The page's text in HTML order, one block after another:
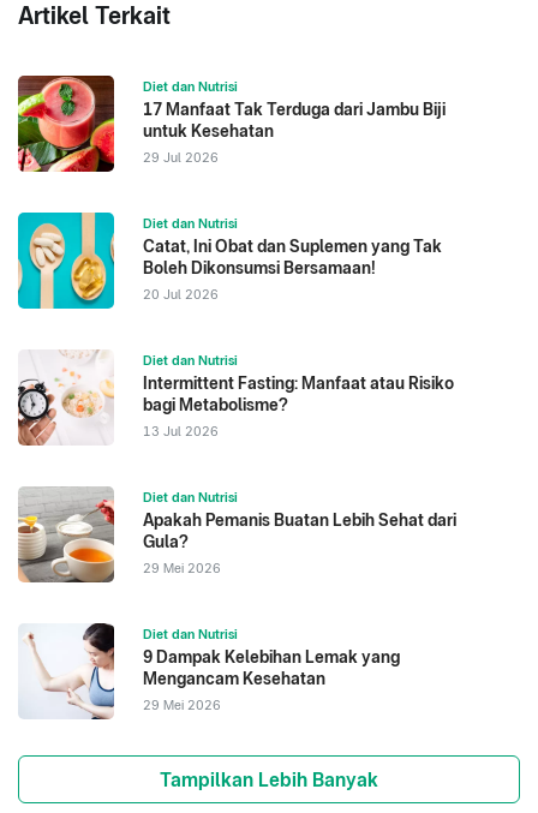
Artikel Terkait
Diet dan Nutrisi
17 Manfaat Tak Terduga dari Jambu Biji
untuk Kesehatan
29 Jul 2026
Diet dan Nutrisi
Catat, Ini Obat dan Suplemen yang Tak
Boleh Dikonsumsi Bersamaan!
20 Jul 2026
Diet dan Nutrisi
Intermittent Fasting: Manfaat atau Risiko
bagi Metabolisme?
13 Jul 2026
Diet dan Nutrisi
Apakah Pemanis Buatan Lebih Sehat dari
Gula?
29 Mei 2026
Diet dan Nutrisi
9 Dampak Kelebihan Lemak yang
Mengancam Kesehatan
29 Mei 2026
Tampilkan Lebih Banyak